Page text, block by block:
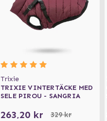
Trixie
TRIXIE VINTERTÄCKE MED
SELE PIROU - SANGRIA
263,20 kr 329 kr